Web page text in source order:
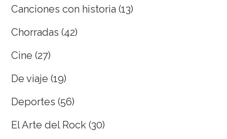
Canciones con historia (13)
Chorradas (42)
Cine (27)
De viaje (19)
Deportes (56)
El Arte del Rock (30)